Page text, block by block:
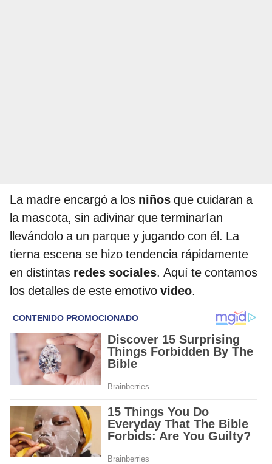
La madre encargó a los niños que cuidaran a
la mascota, sin adivinar que terminarían
llevándolo a un parque y jugando con él. La
tierna escena se hizo tendencia rápidamente
en distintas redes sociales. Aquí te contamos
los detalles de este emotivo video.